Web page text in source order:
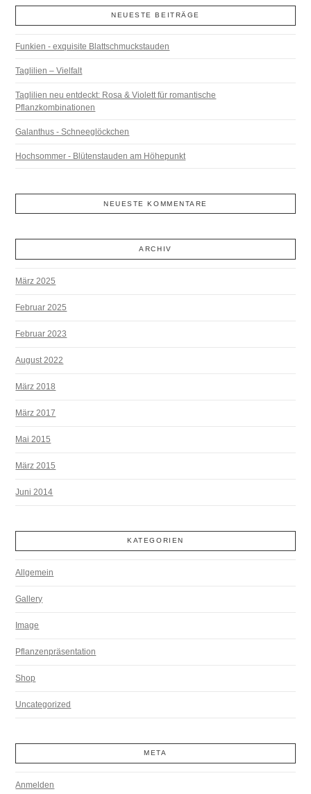
NEUESTE BEITRÄGE
Funkien - exquisite Blattschmuckstauden
Taglilien – Vielfalt
Taglilien neu entdeckt: Rosa & Violett für romantische
Pflanzkombinationen
Galanthus - Schneeglöckchen
Hochsommer - Blütenstauden am Höhepunkt
NEUESTE KOMMENTARE
ARCHIV
März 2025
Februar 2025
Februar 2023
August 2022
März 2018
März 2017
Mai 2015
März 2015
Juni 2014
KATEGORIEN
Allgemein
Gallery
Image
Pflanzenpräsentation
Shop
Uncategorized
META
Anmelden